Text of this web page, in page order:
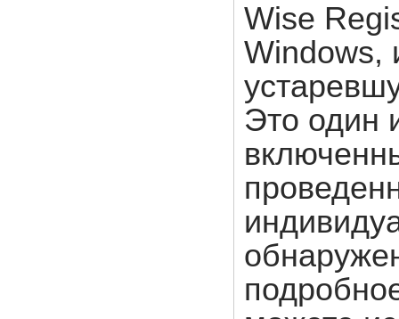
Wise
Windows,
Это один